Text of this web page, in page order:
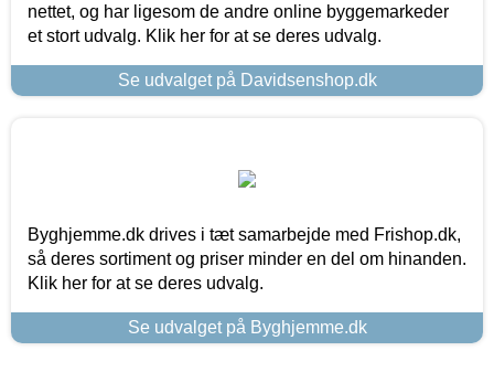
nettet, og har ligesom de andre online byggemarkeder
et stort udvalg. Klik her for at se deres udvalg.
Se udvalget på Davidsenshop.dk
Byghjemme.dk drives i tæt samarbejde med Frishop.dk,
så deres sortiment og priser minder en del om hinanden.
Klik her for at se deres udvalg.
Se udvalget på Byghjemme.dk